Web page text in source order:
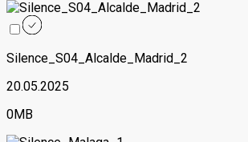
Silence_S04_Alcalde_Madrid_2
20.05.2025
0MB